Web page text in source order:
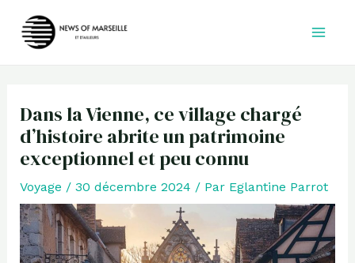
Dans la Vienne, ce village chargé
d’histoire abrite un patrimoine
exceptionnel et peu connu
Voyage / 30 décembre 2024 / Par Eglantine Parrot